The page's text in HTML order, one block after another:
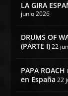
LA GIRA
junio 2026
DRUMS OF
(PARTE I) 22
PAPA
en España 22